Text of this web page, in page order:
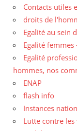
Contacts utiles
droits de
Egalité au sein
Egalité
Egalité
hommes, nos
ENAP
flash info
Instances
Lutte contre les